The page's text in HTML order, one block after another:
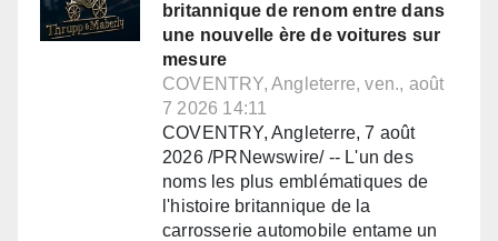
britannique de renom entre dans
une nouvelle ère de voitures sur
mesure
COVENTRY, Angleterre, ven., août
7 2026 14:11
COVENTRY, Angleterre, 7 août
2026 /PRNewswire/ -- L'un des
noms les plus emblématiques de
l'histoire britannique de la
carrosserie automobile entame un